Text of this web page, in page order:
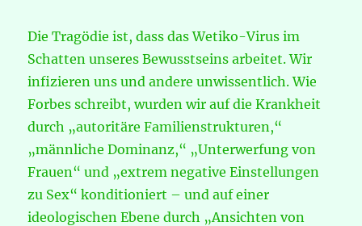
Die Tragödie ist, dass das Wetiko-Virus im
Schatten unseres Bewusstseins arbeitet. Wir
infizieren uns und andere unwissentlich. Wie
Forbes schreibt, wurden wir auf die Krankheit
durch „autoritäre Familienstrukturen,“
„männliche Dominanz,“ „Unterwerfung von
Frauen“ und „extrem negative Einstellungen
zu Sex“ konditioniert – und auf einer
ideologischen Ebene durch „Ansichten von